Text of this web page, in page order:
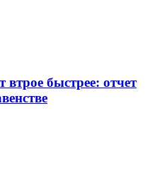
быстрее: отчет